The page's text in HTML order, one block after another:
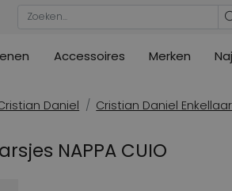
Coats
Accessoires
Merken
Cambio
Cambio
High
Daniel Cristian Daniel
NAPPA CUIO